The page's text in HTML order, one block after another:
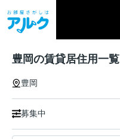
豊岡の賃貸居住用一覧
豊岡
募集中